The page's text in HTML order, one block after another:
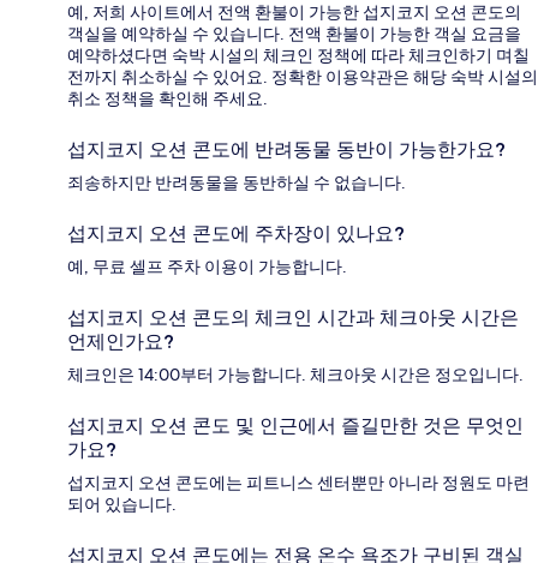
예, 저희 사이트에서 전액 환불이 가능한 섭지코지 오션 콘도의
객실을 예약하실 수 있습니다. 전액 환불이 가능한 객실 요금을
예약하셨다면 숙박 시설의 체크인 정책에 따라 체크인하기 며칠
전까지 취소하실 수 있어요. 정확한 이용약관은 해당 숙박 시설의
취소 정책을 확인해 주세요.
섭지코지 오션 콘도에 반려동물 동반이 가능한가요?
죄송하지만 반려동물을 동반하실 수 없습니다.
섭지코지 오션 콘도에 주차장이 있나요?
예, 무료 셀프 주차 이용이 가능합니다.
섭지코지 오션 콘도의 체크인 시간과 체크아웃 시간은
언제인가요?
체크인은 14:00부터 가능합니다. 체크아웃 시간은 정오입니다.
섭지코지 오션 콘도 및 인근에서 즐길만한 것은 무엇인
가요?
섭지코지 오션 콘도에는 피트니스 센터뿐만 아니라 정원도 마련
되어 있습니다.
섭지코지 오션 콘도에는 전용 온수 욕조가 구비된 객실